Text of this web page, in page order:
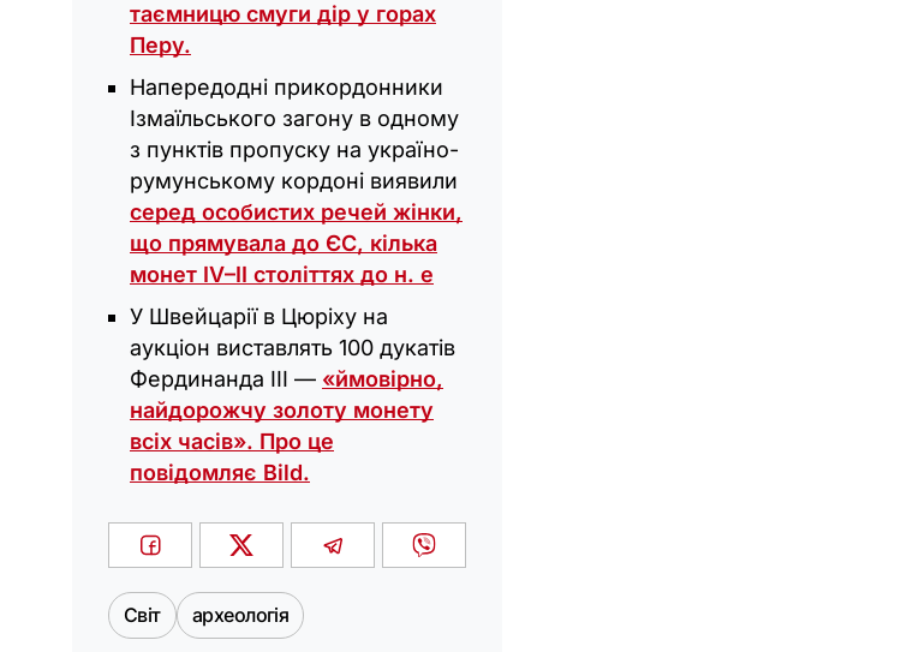
таємницю смуги дір у горах
Перу.
Напередодні прикордонники
Ізмаїльського загону в одному
з пунктів пропуску на україно-
румунському кордоні виявили
серед особистих речей жінки,
що прямувала до ЄС, кілька
монет IV–II століттях до н. е
У Швейцарії в Цюріху на
аукціон виставлять 100 дукатів
Фердинанда III — «ймовірно,
найдорожчу золоту монету
всіх часів». Про це
повідомляє Bild.
Світ археологія